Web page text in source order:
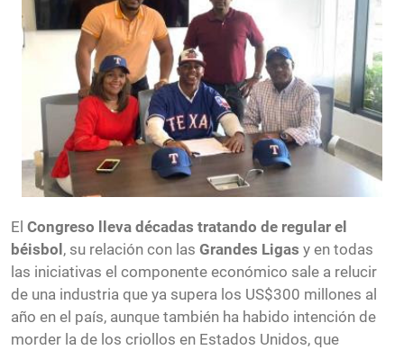
El Congreso lleva décadas tratando de regular el
béisbol , su relación con las Grandes Ligas y en todas
las iniciativas el componente económico sale a relucir
de una industria que ya supera los US$300 millones al
año en el país, aunque también ha habido intención de
morder la de los criollos en Estados Unidos, que